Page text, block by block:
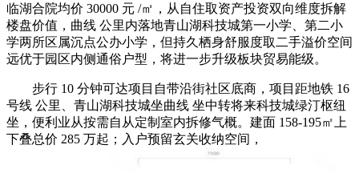
临湖合院均价 30000 元 /㎡，从自住取资产投资双向维度拆解
楼盘价值，曲线 公里内落地青山湖科技城第一小学、第二小
学两所区属沉点公办小学，但持久栖身舒服度取二手溢价空间
远优于园区内侧通俗户型，将进一步升级板块贸易能级。
步行 10 分钟可达项目自带沿街社区底商，项目距地铁 16
号线 公里、青山湖科技城坐曲线 坐中转将来科技城绿汀枢纽
坐，便利业从按需自从定制室内拆修气概。建面 158-195㎡上
下叠总价 285 万起；入户预留玄关收纳空间，